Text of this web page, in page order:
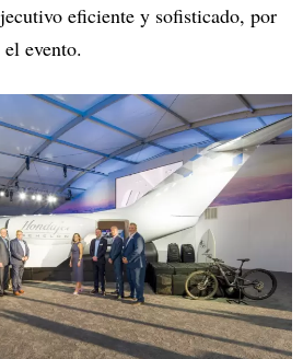
eficiente y sofisticado, por
evento.